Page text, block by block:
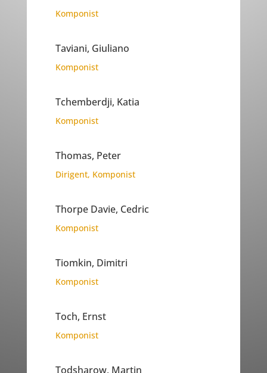
Komponist
Taviani, Giuliano
Komponist
Tchemberdji, Katia
Komponist
Thomas, Peter
Dirigent, Komponist
Thorpe Davie, Cedric
Komponist
Tiomkin, Dimitri
Komponist
Toch, Ernst
Komponist
Todsharow, Martin